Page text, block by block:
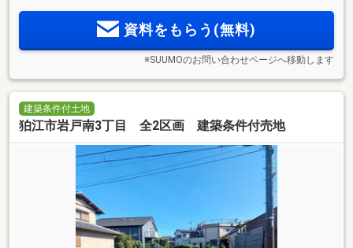
資料をもらう(無料)
※SUUMOのお問い合わせページへ移動します
建築条件付土地
狛江市岩戸南3丁目 全2区画 建築条件付売地